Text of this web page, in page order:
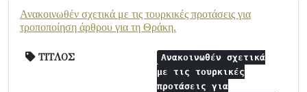
Ανακοινωθέν σχετικά με τις τουρκικές προτάσεις για
τροποποίηση άρθρου για τη Θράκη.
ΤΙΤΛΟΣ
Ανακοινωθέν σχετικά
με τις τουρκικές
προτάσεις για